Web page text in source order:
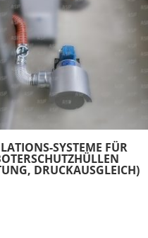
SYSTEME FÜR
DRUCKAUSGLEICH)